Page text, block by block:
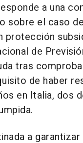
a una
sobre el caso
protección
de
tras
de haber
en Italia, dos
a garantizar